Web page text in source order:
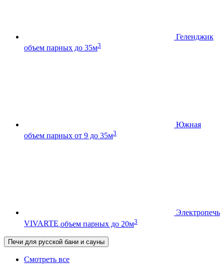
Геленджик
объем парных до 35м3
Южная
объем парных от 9 до 35м3
Электропечь
VIVARTE объем парных до 20м3
Печи для русской бани и сауны
Смотреть все